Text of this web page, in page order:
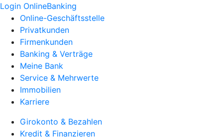
Login OnlineBanking
Online-Geschäftsstelle
Privatkunden
Firmenkunden
Banking & Verträge
Meine Bank
Service & Mehrwerte
Immobilien
Karriere
Girokonto & Bezahlen
Kredit & Finanzieren